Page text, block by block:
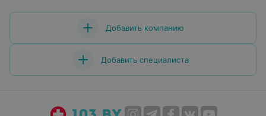
Добавить компанию
Добавить специалиста